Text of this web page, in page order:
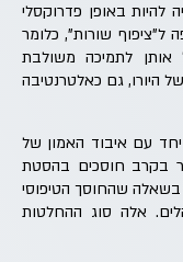
באופן פדרוקסלי
ל"ציפוף שורות", כלומר
אותן לתמיכה משולבת
היורו, גם כאלטרנטיבה
עם איבוד האמון של
בקרב חוסכים בהסטת
בשאלה שהחוסך הטיפוסי
אלה סוג ההחלטות